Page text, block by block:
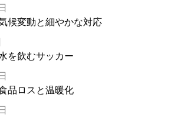
候変動と細やかな対応
を飲むサッカー
品ロスと温暖化